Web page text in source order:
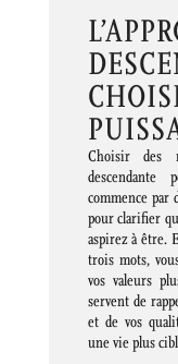
Choisir des
commence par
pour clarifier
aspirez à être.
trois mots,
vos valeurs
servent de
et de vos
une vie plus